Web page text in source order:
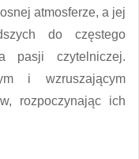
atmosferze, a jej
do częstego
pasji czytelniczej.
i wzruszającym
rozpoczynając ich